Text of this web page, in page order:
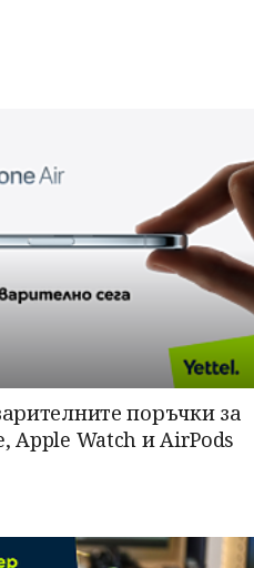
поръчки за
Apple Watch и AirPods